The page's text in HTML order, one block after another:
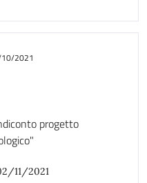
2021
progetto
11/2021